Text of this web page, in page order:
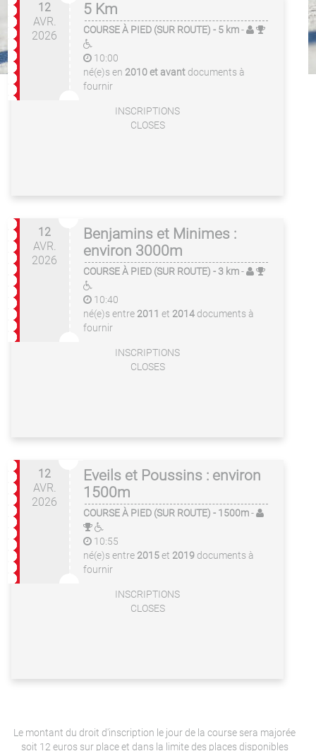
12
AVR.
2026
5 Km
COURSE À PIED (SUR ROUTE) - 5 km-
10:00
né(e)s en 2010 et avant documents à
fournir
INSCRIPTIONS
CLOSES
12
AVR.
2026
Benjamins et Minimes :
environ 3000m
COURSE À PIED (SUR ROUTE) - 3 km-
10:40
né(e)s entre 2011 et 2014 documents à
fournir
INSCRIPTIONS
CLOSES
12
AVR.
2026
Eveils et Poussins : environ
1500m
COURSE À PIED (SUR ROUTE) - 1500m-
10:55
né(e)s entre 2015et 2019 documents à
fournir
INSCRIPTIONS
CLOSES
Le montant du droit d'inscription le jour de la course sera majorée
soit 12 euros sur place et dans la limite des places disponibles